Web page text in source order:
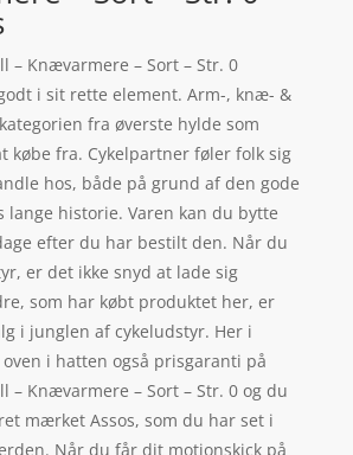
– Knævarmere – Sort – Str. 0
i sit rette element. Arm-, knæ- &
fra øverste hylde som
købe fra. Cykelpartner føler folk sig
hos, både på grund af den gode
lange historie. Varen kan du bytte
efter du har bestilt den. Når du
er det ikke snyd at lade sig
som har købt produktet her, er
i junglen af cykeludstyr. Her i
i hatten også prisgaranti på
– Knævarmere – Sort – Str. 0 og du
mærket Assos, som du har set i
Når du får dit motionskick på